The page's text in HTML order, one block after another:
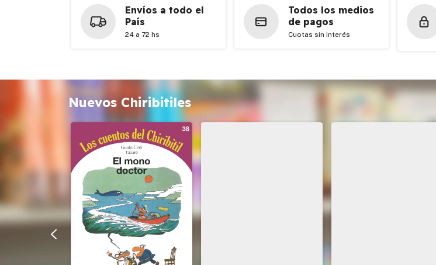
Envíos a todo el
País
24 a 72 hs
Todos los medios
de pagos
Cuotas sin interés
Nuevos Chiribitiles